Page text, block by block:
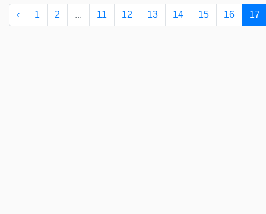
‹ 1 2 ... 11 12 13 14 15 16 17